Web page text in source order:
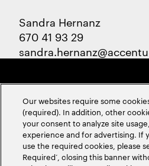
Sandra Hernanz
670 41 93 29
ABOUT USCONTACT US
Our websites require some
(required). In addition, other
your consent to analyze site
experience and for advertising. If
use the required cookies, please
Required’, closing this banner